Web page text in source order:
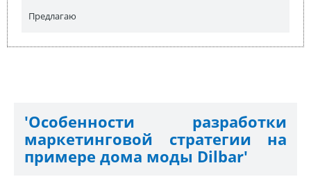
Предлагаю
'Особенности разработки
маркетинговой стратегии на
примере дома моды Dilbar'